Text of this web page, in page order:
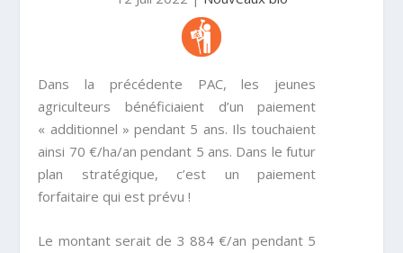
Dans la précédente PAC, les jeunes
agriculteurs bénéficiaient d’un paiement
« additionnel » pendant 5 ans. Ils touchaient
ainsi 70 €/ha/an pendant 5 ans. Dans le futur
plan stratégique, c’est un paiement
forfaitaire qui est prévu !
Le montant serait de 3 884 €/an pendant 5